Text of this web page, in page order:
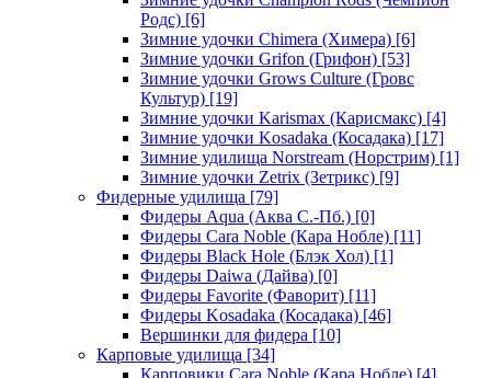
Родс) [6]
Зимние удочки Chimera (Химера) [6]
Зимние удочки Grifon (Грифон) [53]
Зимние удочки Grows Culture (Гровс
Культур) [19]
Зимние удочки Karismax (Карисмакс) [4]
Зимние удочки Kosadaka (Косадака) [17]
Зимние удилища Norstream (Норстрим) [1]
Зимние удочки Zetrix (Зетрикс) [9]
Фидерные удилища [79]
Фидеры Aqua (Аква С.-Пб.) [0]
Фидеры Cara Noble (Кара Нобле) [11]
Фидеры Black Hole (Блэк Хол) [1]
Фидеры Daiwa (Дайва) [0]
Фидеры Favorite (Фаворит) [11]
Фидеры Kosadaka (Косадака) [46]
Вершинки для фидера [10]
Карповые удилища [34]